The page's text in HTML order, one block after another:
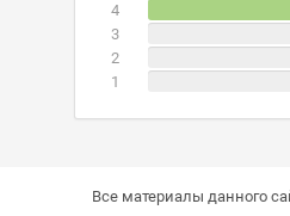
4
3
2
1
Все материалы данного